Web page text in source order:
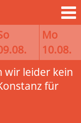
Mo
10.08.
wir leider kein
für